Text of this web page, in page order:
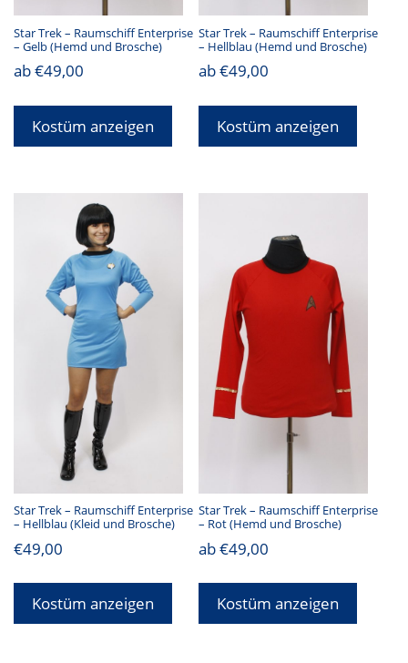
Star Trek – Raumschiff Enterprise
– Gelb (Hemd und Brosche)
ab€49,00
Kostüm anzeigen
Star Trek – Raumschiff Enterprise
– Hellblau (Hemd und Brosche)
ab€49,00
Kostüm anzeigen
Star Trek – Raumschiff Enterprise
– Hellblau (Kleid und Brosche)
€49,00
Kostüm anzeigen
Star Trek – Raumschiff Enterprise
– Rot (Hemd und Brosche)
ab€49,00
Kostüm anzeigen